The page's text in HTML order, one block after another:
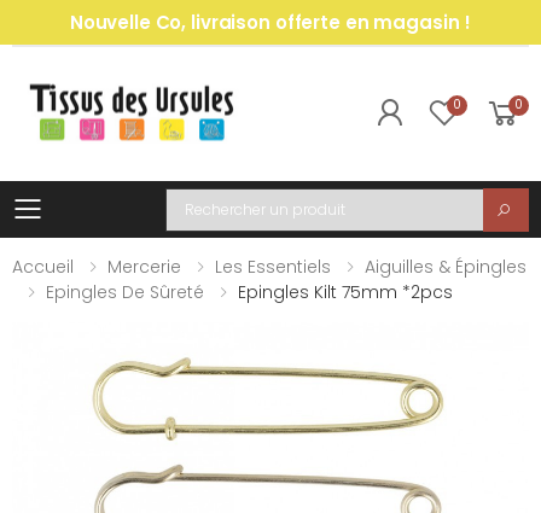
Nouvelle Co, livraison offerte en magasin !
0 0
Toggle mobile menu
Recherche
Accueil
Mercerie Les Essentiels
Aiguilles & Épingles
Epingles De Sûreté
Epingles Kilt 75mm *2pcs